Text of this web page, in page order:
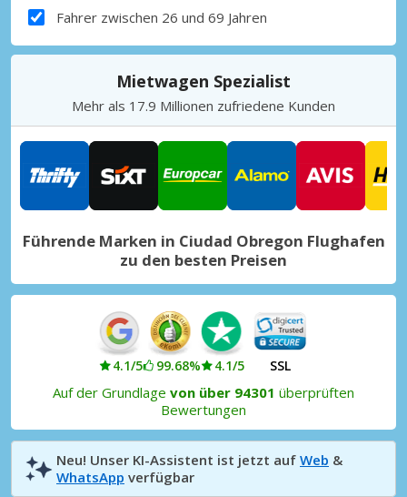
Fahrer zwischen 26 und 69 Jahren
Mietwagen Spezialist
Mehr als 17.9 Millionen zufriedene Kunden
Führende Marken in Ciudad Obregon Flughafen
zu den besten Preisen
4.1/5 99.68% 4.1/5 SSL
Auf der Grundlage von über 94301 überprüften
Bewertungen
Neu! Unser KI-Assistent ist jetzt auf Web &
WhatsApp verfügbar